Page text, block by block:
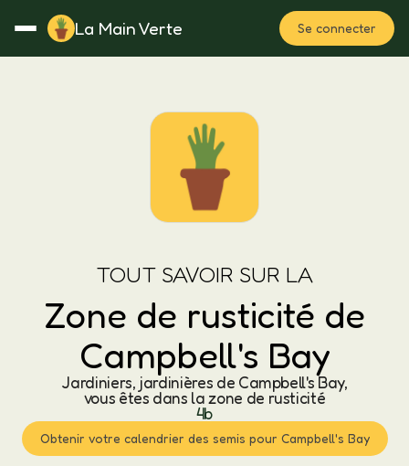
La Main Verte Se connecter
Notes Fertilisation
TOUT SAVOIR SUR LA
Zone de rusticité de
Campbell's Bay
Jardiniers, jardinières de Campbell's Bay,
vous êtes dans la zone de rusticité
4b
Obtenir votre calendrier des semis pour Campbell's Bay